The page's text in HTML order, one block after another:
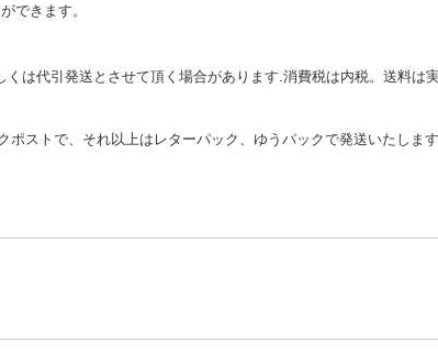
できます。
は代引発送とさせて頂く場合があります.消費税は内税。送料は実
ストで、それ以上はレターパック、ゆうパックで発送いたします